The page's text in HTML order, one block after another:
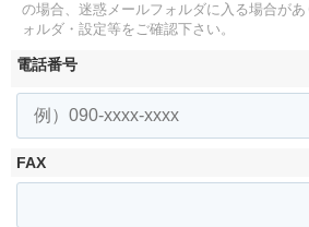
の場合、迷惑メールフォルダに入る場合があ
ォルダ・設定等をご確認下さい。
電話番号
FAX